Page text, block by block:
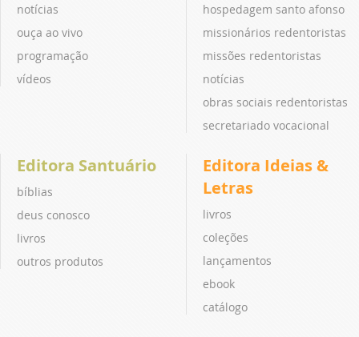
notícias
ouça ao vivo
programação
vídeos
hospedagem santo afonso
missionários redentoristas
missões redentoristas
notícias
obras sociais redentoristas
secretariado vocacional
Editora Santuário
bíblias
deus conosco
livros
outros produtos
Editora Ideias &
Letras
livros
coleções
lançamentos
ebook
catálogo